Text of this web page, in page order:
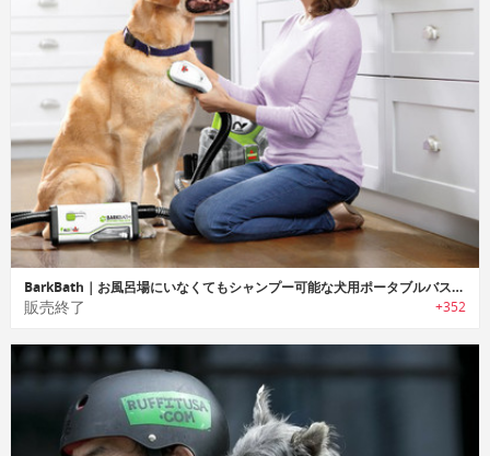
BarkBath｜お風呂場にいなくてもシャンプー可能な犬用ポータブルバスシステム「バークバス」
販売終了 +352